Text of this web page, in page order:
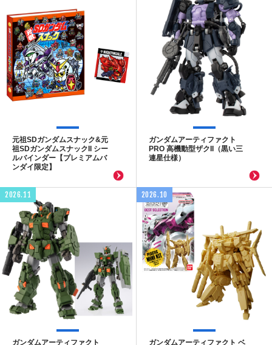
元祖SDガンダムスナック&元
祖SDガンダムスナックII シー
ルバインダー【プレミアムバ
ンダイ限定】
ガンダムアーティファクト
PRO 高機動型ザクII（黒い三
連星仕様）
2026.11
ガンダムアーティファクト
2026.10
ガンダムアーティファクト ベ